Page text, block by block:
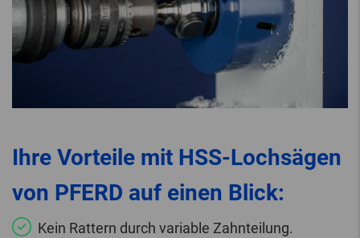
Ihre Vorteile mit HSS-Lochsägen
von PFERD auf einen Blick:
Kein Rattern durch variable Zahnteilung.